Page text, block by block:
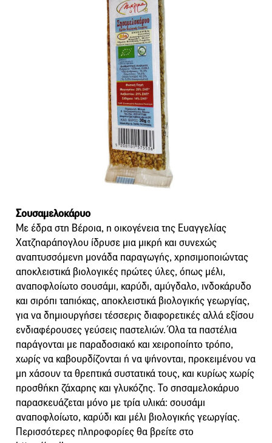
Σουσαμελοκάρυο
Με έδρα στη Βέροια, η οικογένεια της Ευαγγελίας
Χατζηαράπογλου ίδρυσε μια μικρή και συνεχώς
αναπτυσσόμενη μονάδα παραγωγής, χρησιμοποιώντας
αποκλειστικά βιολογικές πρώτες ύλες, όπως μέλι,
αναποφλοίωτο σουσάμι, καρύδι, αμύγδαλο, ινδοκάρυδο
και σιρόπι ταπιόκας, αποκλειστικά βιολογικής γεωργίας,
για να δημιουργήσει τέσσερις διαφορετικές αλλά εξίσου
ενδιαφέρουσες γεύσεις παστελιών. Όλα τα παστέλια
παράγονται με παραδοσιακό και χειροποίητο τρόπο,
χωρίς να καβουρδίζονται ή να ψήνονται, προκειμένου να
μη χάσουν τα θρεπτικά συστατικά τους, και κυρίως χωρίς
προσθήκη ζάχαρης και γλυκόζης. Το σησαμελοκάρυο
παρασκευάζεται μόνο με τρία υλικά: σουσάμι
αναποφλοίωτο, καρύδι και μέλι βιολογικής γεωργίας.
Περισσότερες πληροφορίες θα βρείτε στο